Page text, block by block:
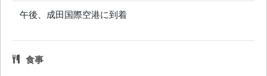
午後、成田国際空港に到着
食事